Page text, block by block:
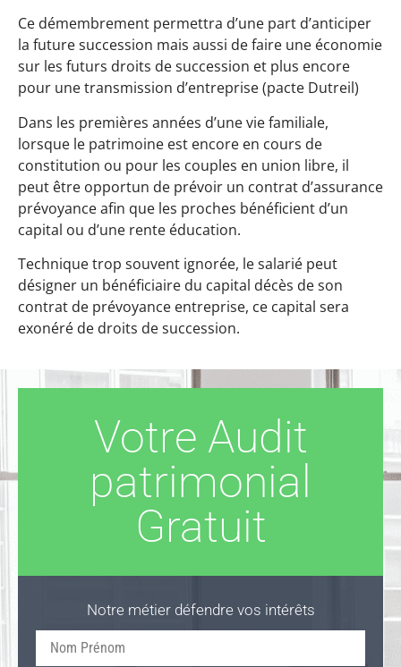
Ce démembrement permettra d’une part d’anticiper
la future succession mais aussi de faire une économie
sur les futurs droits de succession et plus encore
pour une transmission d’entreprise (pacte Dutreil)
Dans les premières années d’une vie familiale,
lorsque le patrimoine est encore en cours de
constitution ou pour les couples en union libre, il
peut être opportun de prévoir un contrat d’assurance
prévoyance afin que les proches bénéficient d’un
capital ou d’une rente éducation.
Technique trop souvent ignorée, le salarié peut
désigner un bénéficiaire du capital décès de son
contrat de prévoyance entreprise, ce capital sera
exonéré de droits de succession.
Votre Audit
patrimonial
Gratuit
Notre métier défendre vos intérêts